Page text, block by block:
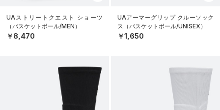
UAストリートクエスト ショーツ
（バスケットボール/MEN）
￥8,470
UAアーマーグリップ クルーソック
ス（バスケットボール/UNISEX）
￥1,650